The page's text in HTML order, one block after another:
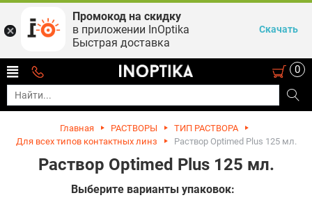
0
Главная РАСТВОРЫ
ТИП РАСТВОРА
Для всех типов контактных линз
Раствор Optimed Plus 125 мл.
Раствор Optimed Plus 125 мл.
Выберите варианты упаковок:
Промокод на скидку
в приложении InOptika
Быстрая доставка
Скачать